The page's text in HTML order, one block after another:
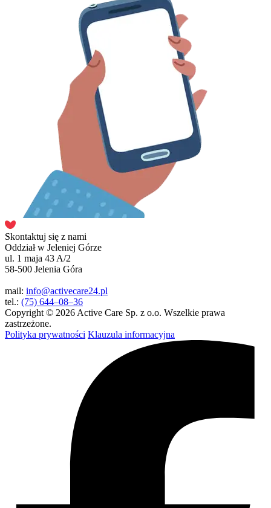
Skontaktuj się z nami
Oddział w Jeleniej Górze
ul. 1 maja 43 A/2
58-500 Jelenia Góra
mail: info@activecare24.pl
tel.: (75) 644–08–36
Copyright © 2026 Active Care Sp. z o.o. Wszelkie prawa
zastrzeżone.
Polityka prywatności Klauzula informacyjna